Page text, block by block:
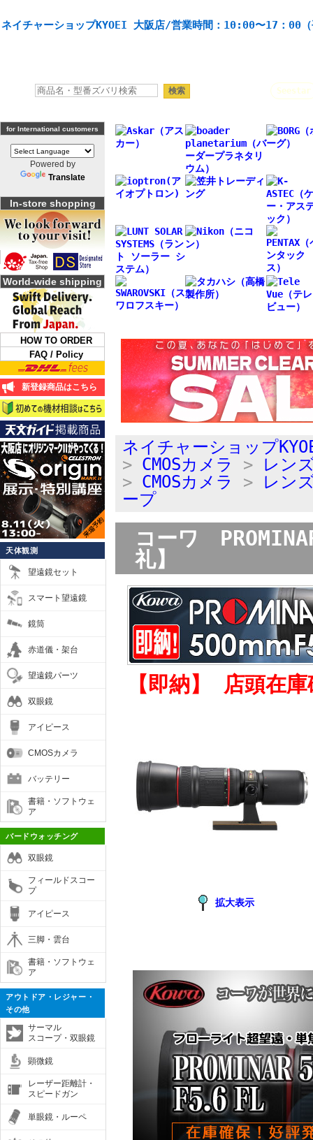
ネイチャーショップKYOEI 大阪店/営業時間：10:00〜17：00（
Seestar
for International customers
Powered by
Translate
In-store shopping
World-wide shipping
HOW TO ORDER
FAQ / Policy
新登録商品はこちら
天体観測
望遠鏡セット
スマート望遠鏡
鏡筒
赤道儀・架台
望遠鏡パーツ
双眼鏡
アイピース
CMOSカメラ
バッテリー
書籍・ソフトウェ
ア
バードウォッチング
双眼鏡
フィールドスコー
プ
アイピース
三脚・雲台
書籍・ソフトウェ
ア
アウトドア・レジャー・
その他
サーマル
スコープ・双眼鏡
顕微鏡
レーザー距離計・
スピードガン
単眼鏡・ルーペ
ネイチャーショップ
> CMOSカメラ >
レン
> CMOSカメラ >
レン
ープ
コーワ
礼】
【即納】 店頭在
拡大表示